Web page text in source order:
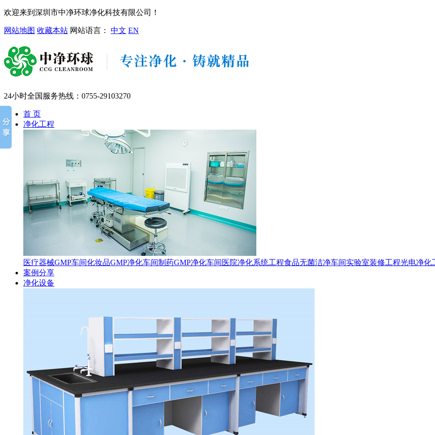
欢迎来到深圳市中净环球净化科技有限公司！
网站地图 收藏本站 网站语言： 中文 EN
24小时全国服务热线： 0755-29103270
首 页
净化工程
医疗器械GMP车间化妆品GMP净化车间制药GMP净化车间 医院净化系统工程食品无菌洁净车间实验室装修工程光电净化
案例分享
净化设备